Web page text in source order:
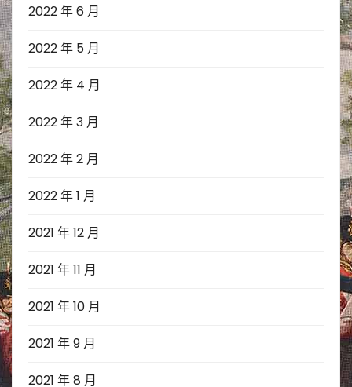
2022 年 6 月
2022 年 5 月
2022 年 4 月
2022 年 3 月
2022 年 2 月
2022 年 1 月
2021 年 12 月
2021 年 11 月
2021 年 10 月
2021 年 9 月
2021 年 8 月